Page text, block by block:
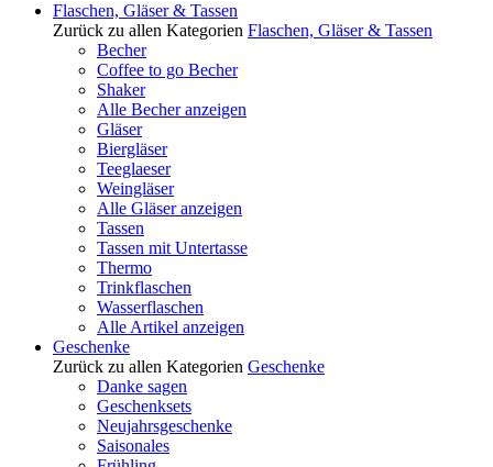
Flaschen, Gläser & Tassen
Zurück zu allen Kategorien Flaschen, Gläser & Tassen
Becher
Coffee to go Becher
Shaker
Alle Becher anzeigen
Gläser
Biergläser
Teeglaeser
Weingläser
Alle Gläser anzeigen
Tassen
Tassen mit Untertasse
Thermo
Trinkflaschen
Wasserflaschen
Alle Artikel anzeigen
Geschenke
Zurück zu allen Kategorien Geschenke
Danke sagen
Geschenksets
Neujahrsgeschenke
Saisonales